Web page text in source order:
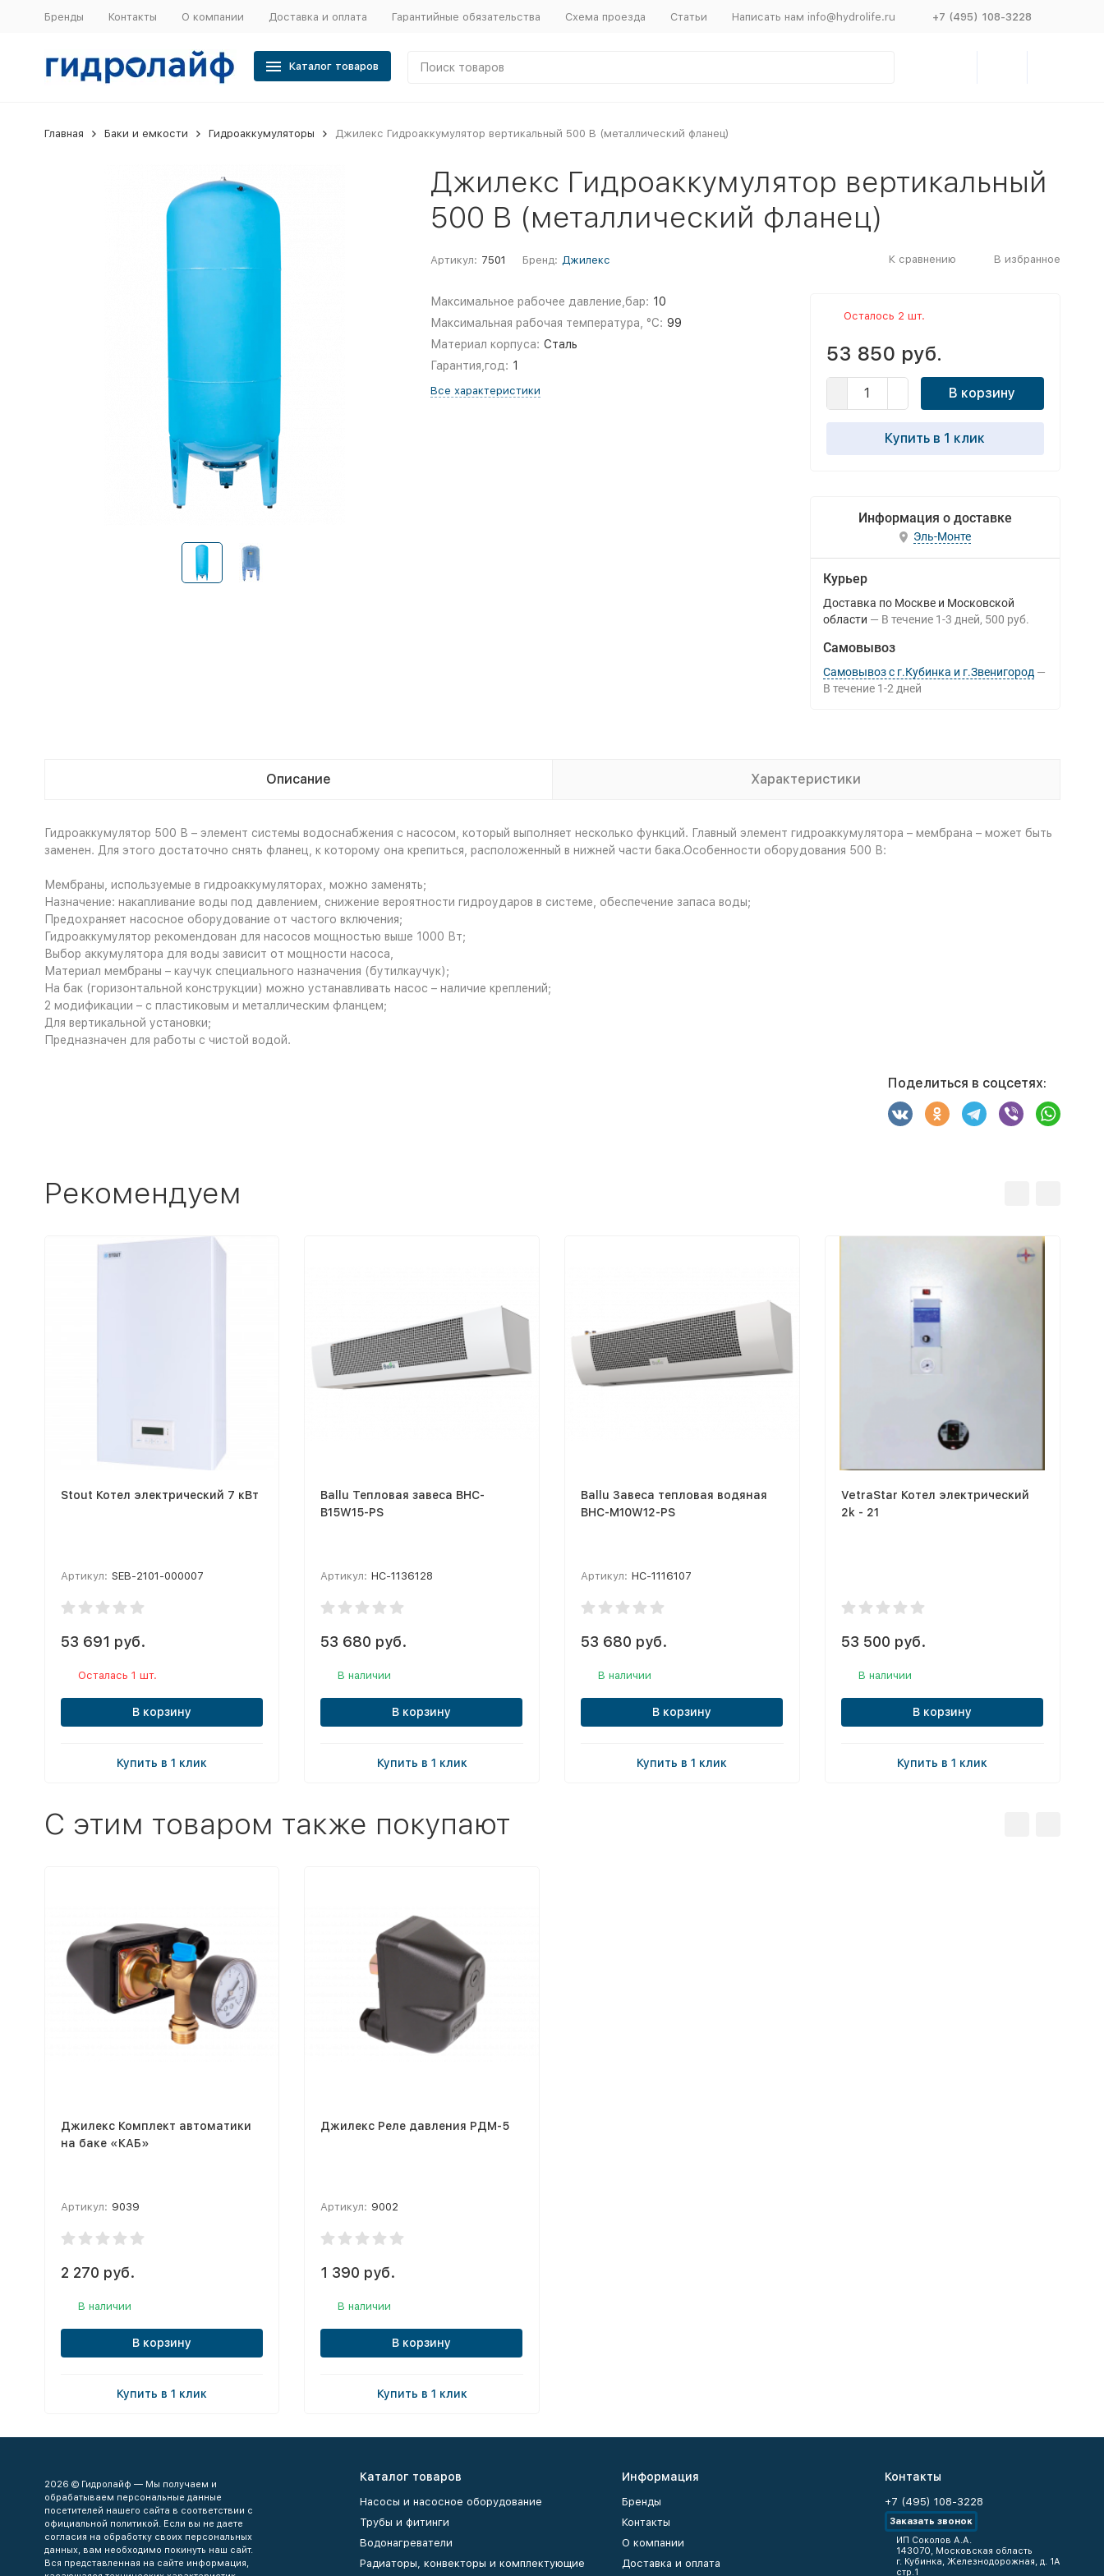
Бренды Контакты О компании Доставка и оплата Гарантийные обязательства Схема проезда Статьи Написать нам info@hydrolife.ru +7 (495) 108-3228
Каталог товаров
Главная Баки и емкости Гидроаккумуляторы Джилекс Гидроаккумулятор вертикальный 500 В (металлический фланец)
Джилекс Гидроаккумулятор вертикальный
500 В (металлический фланец)
Артикул: 7501 Бренд: Джилекс К сравнению В избранное
Максимальное рабочее давление,бар: 10
Максимальная рабочая температура, °С: 99
Материал корпуса: Сталь
Гарантия,год: 1
Все характеристики
Осталось 2 шт.
53 850 руб.
В корзину
Купить в 1 клик
Информация о доставке
Эль-Монте
Курьер
Доставка по Москве и Московской
области
В течение 1-3 дней 500 руб.
Самовывоз
Самовывоз с г.Кубинка и г.Звенигород
В течение 1-2 дней
Описание Характеристики
Гидроаккумулятор 500 В – элемент системы водоснабжения с насосом, который выполняет несколько функций. Главный элемент гидроаккумулятора – мембрана – может быть
заменен. Для этого достаточно снять фланец, к которому она крепиться, расположенный в нижней части бака.Особенности оборудования 500 В:
Мембраны, используемые в гидроаккумуляторах, можно заменять;
Назначение: накапливание воды под давлением, снижение вероятности гидроударов в системе, обеспечение запаса воды;
Предохраняет насосное оборудование от частого включения;
Гидроаккумулятор рекомендован для насосов мощностью выше 1000 Вт;
Выбор аккумулятора для воды зависит от мощности насоса,
Материал мембраны – каучук специального назначения (бутилкаучук);
На бак (горизонтальной конструкции) можно устанавливать насос – наличие креплений;
2 модификации – с пластиковым и металлическим фланцем;
Для вертикальной установки;
Предназначен для работы с чистой водой.
Поделиться в соцсетях:
Рекомендуем
Stout Котел электрический 7 кВт
Артикул: SEB-2101-000007
53 691 руб.
Осталась 1 шт.
В корзину
Купить в 1 клик
Ballu Тепловая завеса BHC-
B15W15-PS
Артикул: НС-1136128
53 680 руб.
В наличии
В корзину
Купить в 1 клик
Ballu Завеса тепловая водяная
BHC-M10W12-PS
Артикул: НС-1116107
53 680 руб.
В наличии
В корзину
Купить в 1 клик
VetraStar Котел электрический
2k - 21
53 500 руб.
В наличии
В корзину
Купить в 1 клик
C этим товаром также покупают
Джилекс Комплект автоматики
на баке «КАБ»
Артикул: 9039
2 270 руб.
В наличии
В корзину
Купить в 1 клик
Джилекс Реле давления РДМ-5
Артикул: 9002
1 390 руб.
В наличии
В корзину
Купить в 1 клик
2026 © Гидролайф — Мы получаем и
обрабатываем персональные данные
посетителей нашего сайта в соответствии с
официальной политикой. Если вы не даете
согласия на обработку своих персональных
данных, вам необходимо покинуть наш сайт.
Вся представленная на сайте информация,
Каталог товаров
Насосы и насосное оборудование
Трубы и фитинги
Водонагреватели
Радиаторы, конвекторы и комплектующие
Информация
Бренды
Контакты
О компании
Доставка и оплата
Контакты
+7 (495) 108-3228
Заказать звонок
ИП Соколов А.А.
143070, Московская область
г. Кубинка, Железнодорожная, д. 1А
стр.1